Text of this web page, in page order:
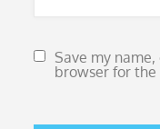
Save my
browser for